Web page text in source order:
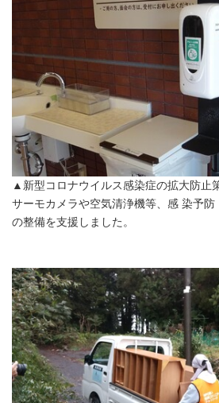
▲新型コロナウイルス感染症の拡大防止
サーモカメラや空気清浄機等、感 染予
の整備を支援しました。